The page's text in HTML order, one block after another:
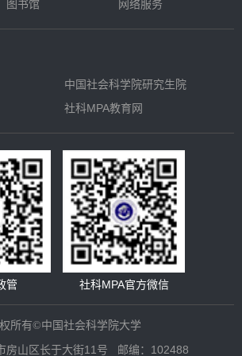
图书馆 网络服务
中国社会科学院研究生院
社科MPA教育网
管 社科MPA官方微信
所有©中国社会科学院大学
房山区长于大街11号 邮编：102488